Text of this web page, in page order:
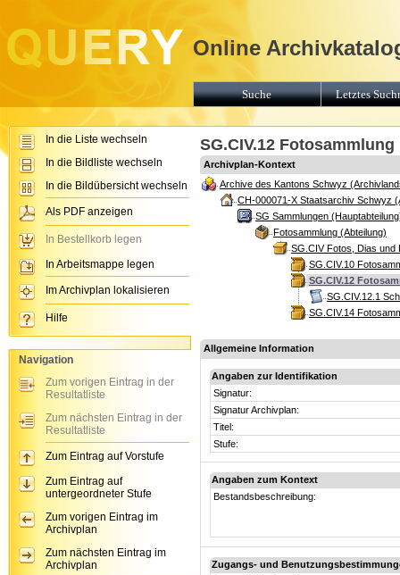
SG.CIV.12
Archivplan-Kontext
Archive des Kantons Schwyz
CH-000071-X Staatsarchiv Schwyz
SG Sammlungen
Fotosammlung (Abteilung)
SG.CIV Fotos, Dias und
SG.CIV.10
SG.CIV.12
SG.CIV.12.1
SG.CIV.14
Allgemeine Information
Angaben zur Identifikation
Signatur:
Signatur Archivplan:
Titel:
Stufe:
Angaben zum Kontext
Bestandsbeschreibung:
Zugangs- und
Online
Suche Letztes
In die Liste wechseln
In die Bildliste wechseln
In die Bildübersicht wechseln
Als PDF anzeigen
In Bestellkorb legen
In Arbeitsmappe legen
Im Archivplan lokalisieren
Hilfe
Navigation
Zum vorigen Eintrag in der
Resultatliste
Zum nächsten Eintrag in der
Resultatliste
Zum Eintrag auf Vorstufe
Zum Eintrag auf
untergeordneter Stufe
Zum vorigen Eintrag im
Archivplan
Zum nächsten Eintrag im
Archivplan